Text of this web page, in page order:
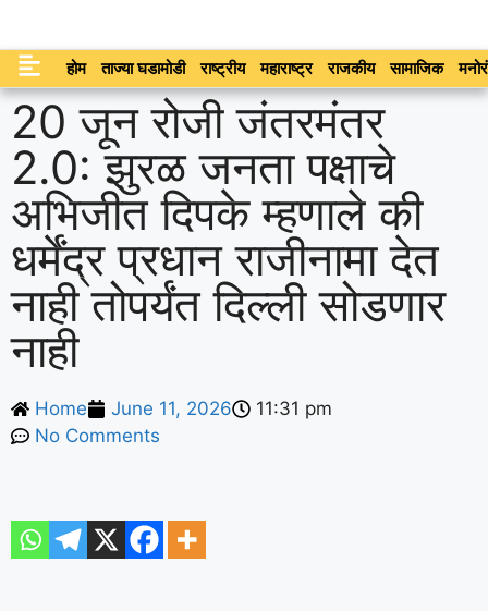
होम ताज्या घडामोडी राष्ट्रीय महाराष्ट्र राजकीय सामाजिक
20 जून रोजी जंतरमंतर
2.0: झुरळ जनता पक्षाचे
अभिजीत दिपके म्हणाले की
धर्मेंद्र प्रधान राजीनामा देत
नाही तोपर्यंत दिल्ली सोडणार
नाही
Home June 11, 2026
11:31 pm
No Comments